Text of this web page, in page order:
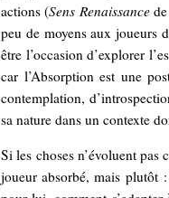
actions (Sens Renaissancede
peu de moyens aux joueurs
être l’occasion d’explorer
car l’Absorption est une
contemplation,
sa nature dans un contexte
Si les choses n’évoluent pas
joueur absorbé, mais plutôt